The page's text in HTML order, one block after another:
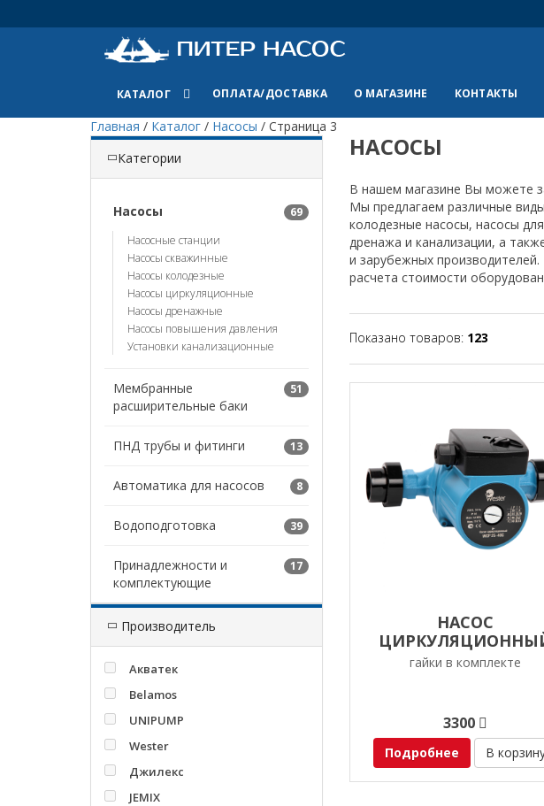
КАТАЛОГ ОПЛАТА/ДОСТАВКА О МАГАЗИНЕ КОНТАКТЫ
Главная / Каталог / Насосы / Страница 3
Категории
Насосы
69
Насосные станции
Насосы скважинные
Насосы колодезные
Насосы циркуляционные
Насосы дренажные
Насосы повышения давления
Установки канализационные
Мембранные
расширительные баки
51
ПНД трубы и фитинги 13
Автоматика для насосов 8
Водоподготовка 39
Принадлежности и
комплектующие
17
Производитель
Акватек
Belamos
UNIPUMP
Wester
Джилекс
JEMIX
НАСОСЫ
В нашем магазине Вы можете
Мы предлагаем различные
колодезные насосы, насосы
дренажа и канализации, а
и зарубежных
расчета стоимости
Показано товаров: 123
НАСОС
WESTER WCP 25-40G
гайки в комплекте
3300
Подробнее В